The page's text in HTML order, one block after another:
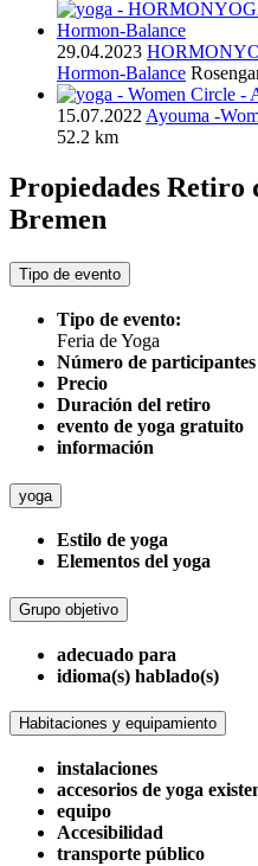
29.04.2023
Hormon-Balance
15.07.2022 Ayouma -
52.2 km
Propiedades Retiro
Bremen
Tipo de evento
Tipo de evento:
Feria de Yoga
Número de participantes
Precio
Duración del retiro
evento de yoga gratuito
información
yoga
Estilo de yoga
Elementos del yoga
Grupo objetivo
adecuado para
idioma(s) hablado(s)
Habitaciones y equipamiento
instalaciones
accesorios de yoga
equipo
Accesibilidad
transporte público